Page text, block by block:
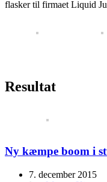
flasker til firmaet Liquid
Resultat
Ny kæmpe boom i
7. december 2015